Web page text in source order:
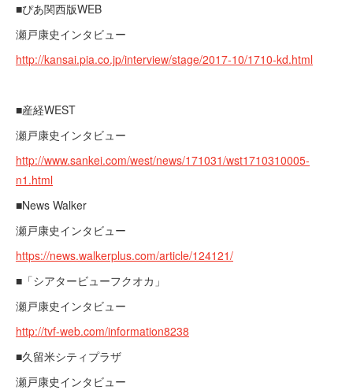
■ぴあ関西版WEB
瀬戸康史インタビュー
http://kansai.pia.co.jp/interview/stage/2017-10/1710-kd.html
■産経WEST
瀬戸康史インタビュー
http://www.sankei.com/west/news/171031/wst1710310005-
n1.html
■News Walker
瀬戸康史インタビュー
https://news.walkerplus.com/article/124121/
■「シアタービューフクオカ」
瀬戸康史インタビュー
http://tvf-web.com/information8238
■久留米シティプラザ
瀬戸康史インタビュー